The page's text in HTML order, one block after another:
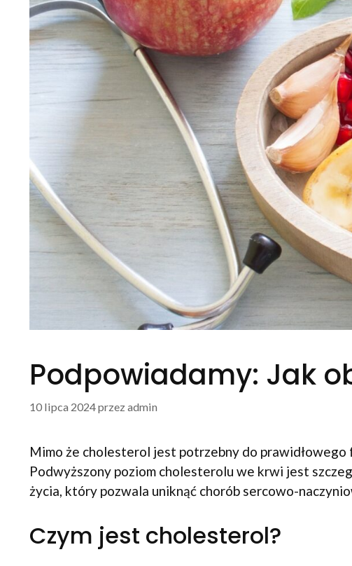
Podpowiadamy: Jak
10 lipca 2024przez admin
Mimo że cholesterol jest potrzebny do
Podwyższony poziom cholesterolu we krwi jest
życia, który pozwala uniknąć chorób sercowo-
Czym jest cholesterol?